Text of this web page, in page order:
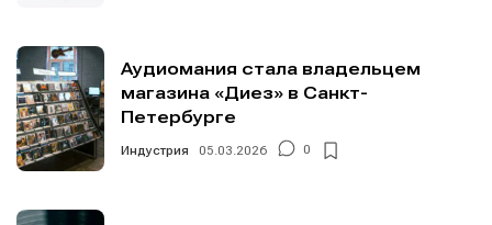
Аудиомания стала владельцем
магазина «Диез» в Санкт-
Петербурге
Индустрия 05.03.2026 0